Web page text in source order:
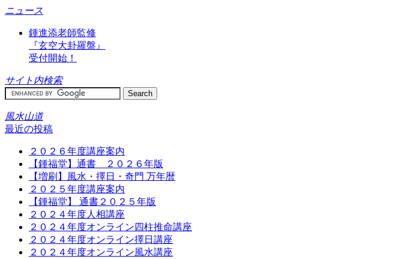
ニュース
鍾進添老師監修
『玄空大卦羅盤』
受付開始！
サイト内検索
風水山道
最近の投稿
２０２６年度講座案内
【鍾福堂】通書 ２０２６年版
【増刷】風水・擇日・奇門 万年暦
２０２５年度講座案内
【鍾福堂】 通書２０２５年版
２０２４年度人相講座
２０２４年度オンライン四柱推命講座
２０２４年度オンライン擇日講座
２０２４年度オンライン風水講座